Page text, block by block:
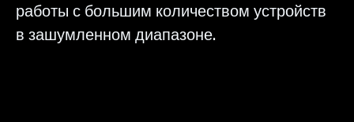
работы с большим количеством устройств
в зашумленном диапазоне.